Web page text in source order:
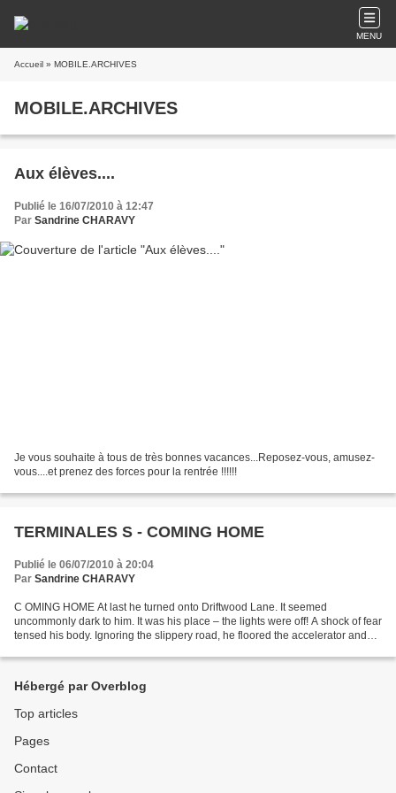
MENU
Accueil » MOBILE.ARCHIVES
MOBILE.ARCHIVES
Aux élèves....
Publié le 16/07/2010 à 12:47
Par Sandrine CHARAVY
Je vous souhaite à tous de très bonnes vacances...Reposez-vous, amusez-
vous....et prenez des forces pour la rentrée !!!!!!
TERMINALES S - COMING HOME
Publié le 06/07/2010 à 20:04
Par Sandrine CHARAVY
C OMING HOME At last he turned onto Driftwood Lane. It seemed
uncommonly dark to him. It was his place – the lights were off! A shock of fear
tensed his body. Ignoring the slippery road, he floored the accelerator and
Hébergé par Overblog
Top articles
Pages
Contact